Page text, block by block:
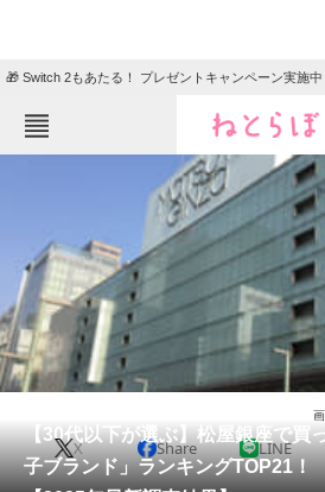
🎁 Switch 2もあたる！ プレゼントキャンペーン実施中
ニュー
エンタメ クイズ
グルメ 地域
住まい 教育・
動物 リサーチ
会員記事
【30代以下が選ぶ】松屋銀座で買
子ブランド」ランキングTOP21
X Share LINE